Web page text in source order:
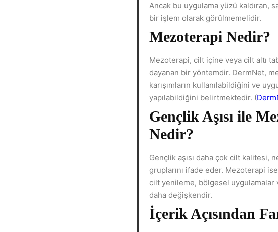
Ancak bu uygulama yüzü kaldıran,
bir işlem olarak görülmemelidir.
Mezoterapi Nedir?
Mezoterapi, cilt içine veya cilt altı
dayanan bir yöntemdir. DermNet,
karışımların kullanılabildiğini ve
yapılabildiğini belirtmektedir. (
Gençlik Aşısı ile
Nedir?
Gençlik aşısı daha çok cilt kalitesi,
gruplarını ifade eder. Mezoterapi
cilt yenileme, bölgesel uygulamalar
daha değişkendir.
İçerik Açısından